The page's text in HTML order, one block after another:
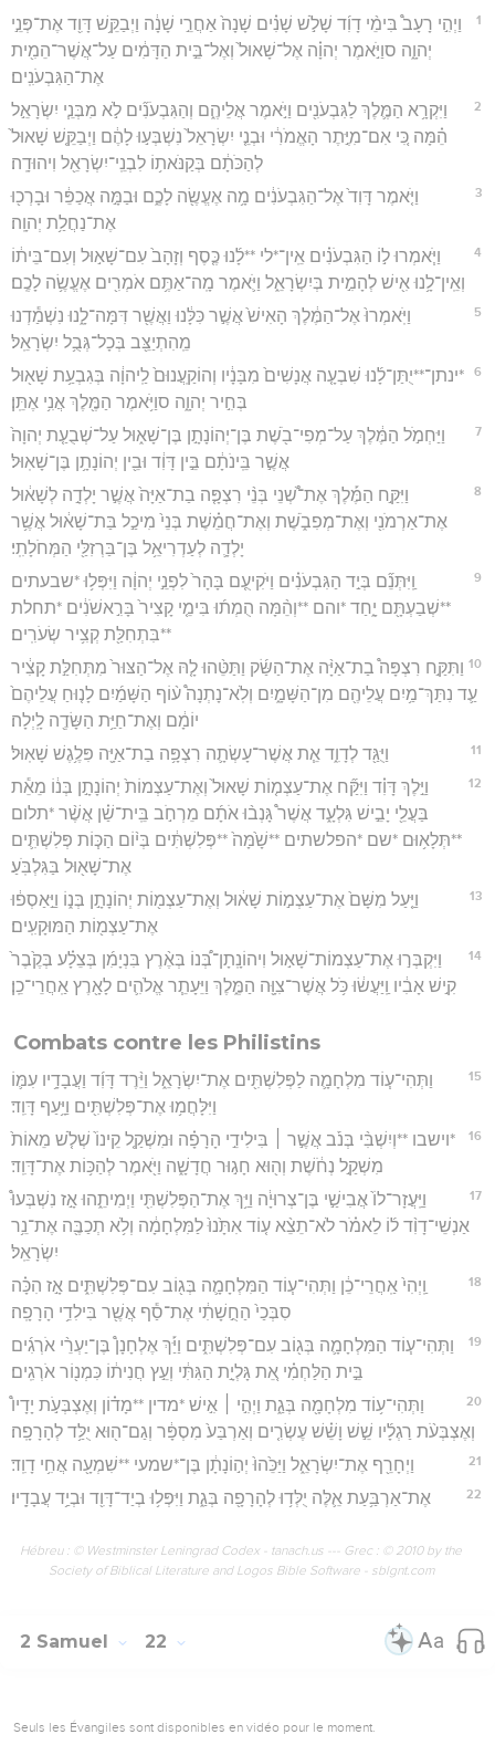
1
וַיְהִ֣י רָעָב֩ בִּימֵ֨י דָוִ֜ד שָׁלֹ֣שׁ שָׁנִ֗ים שָׁנָה֙ אַחֲרֵ֣י שָׁנָ֔ה וַיְבַקֵּ֥שׁ דָּוִ֖ד אֶת־פְּנֵ֣י
יְהוָ֑ה סוַיֹּ֣אמֶר יְהוָ֗ה אֶל־שָׁאוּל֙ וְאֶל־בֵּ֣ית הַדָּמִ֔ים עַל־אֲשֶׁר־הֵמִ֖ית
אֶת־הַגִּבְעֹנִֽים׃
2
וַיִּקְרָ֥א הַמֶּ֛לֶךְ לַגִּבְעֹנִ֖ים וַיֹּ֣אמֶר אֲלֵיהֶ֑ם וְהַגִּבְעֹנִ֞ים לֹ֣א מִבְּנֵ֧י יִשְׂרָאֵ֣ל
הֵ֗מָּה כִּ֚י אִם־מִיֶּ֣תֶר הָאֱמֹרִ֔י וּבְנֵ֤י יִשְׂרָאֵל֙ נִשְׁבְּע֣וּ לָהֶ֔ם וַיְבַקֵּ֤שׁ שָׁאוּל֙
לְהַכֹּתָ֔ם בְּקַנֹּאת֥וֹ לִבְנֵֽי־יִשְׂרָאֵ֖ל וִיהוּדָֽה׃
3
וַיֹּ֤אמֶר דָּוִד֙ אֶל־הַגִּבְעֹנִ֔ים מָ֥ה אֶעֱשֶׂ֖ה לָכֶ֑ם וּבַמָּ֣ה אֲכַפֵּ֔ר וּבָרְכ֖וּ
אֶת־נַחֲלַ֥ת יְהוָֽה׃
4
וַיֹּ֧אמְרוּ ל֣וֹ הַגִּבְעֹנִ֗ים אֵֽין־*לי **לָ֜נוּ כֶּ֤סֶף וְזָהָב֙ עִם־שָׁא֣וּל וְעִם־בֵּית֔וֹ
וְאֵֽין־לָ֥נוּ אִ֖ישׁ לְהָמִ֣ית בְּיִשְׂרָאֵ֑ל וַיֹּ֛אמֶר מָֽה־אַתֶּ֥ם אֹמְרִ֖ים אֶעֱשֶׂ֥ה לָכֶֽם׃
5
וַיֹּֽאמְרוּ֙ אֶל־הַמֶּ֔לֶךְ הָאִישׁ֙ אֲשֶׁ֣ר כִּלָּ֔נוּ וַאֲשֶׁ֖ר דִּמָּה־לָ֑נוּ נִשְׁמַ֕דְנוּ
מֵֽהִתְיַצֵּ֖ב בְּכָל־גְּבֻ֥ל יִשְׂרָאֵֽל׃
6
*ינתן־**יֻתַּן־לָ֜נוּ שִׁבְעָ֤ה אֲנָשִׁים֙ מִבָּנָ֔יו וְהוֹקַֽעֲנוּם֙ לַֽיהוָ֔ה בְּגִבְעַ֥ת שָׁא֖וּל
בְּחִ֣יר יְהוָ֑ה סוַיֹּ֥אמֶר הַמֶּ֖לֶךְ אֲנִ֥י אֶתֵּֽן׃
7
וַיַּחְמֹ֣ל הַמֶּ֔לֶךְ עַל־מְפִי־בֹ֖שֶׁת בֶּן־יְהוֹנָתָ֣ן בֶּן־שָׁא֑וּל עַל־שְׁבֻעַ֤ת יְהוָה֙
אֲשֶׁ֣ר בֵּֽינֹתָ֔ם בֵּ֣ין דָּוִ֔ד וּבֵ֖ין יְהוֹנָתָ֥ן בֶּן־שָׁאֽוּל׃
8
וַיִּקַּ֣ח הַמֶּ֡לֶךְ אֶת־שְׁ֠נֵי בְּנֵ֨י רִצְפָּ֤ה בַת־אַיָּה֙ אֲשֶׁ֣ר יָלְדָ֣ה לְשָׁא֔וּל
אֶת־אַרְמֹנִ֖י וְאֶת־מְפִבֹ֑שֶׁת וְאֶת־חֲמֵ֗שֶׁת בְּנֵי֙ מִיכַ֣ל בַּת־שָׁא֔וּל אֲשֶׁ֥ר
יָלְדָ֛ה לְעַדְרִיאֵ֥ל בֶּן־בַּרְזִלַּ֖י הַמְּחֹלָתִֽי׃
9
וַֽיִּתְּנֵ֞ם בְּיַ֣ד הַגִּבְעֹנִ֗ים וַיֹּקִיעֻ֤ם בָּהָר֙ לִפְנֵ֣י יְהוָ֔ה וַיִּפְּל֥וּ *שבעתים
**שְׁבַעְתָּ֖ם יָ֑חַד *והם **וְהֵ֨מָּה הֻמְת֜וּ בִּימֵ֤י קָצִיר֙ בָּרִ֣אשֹׁנִ֔ים *תחלת
**בִּתְחִלַּ֖ת קְצִ֥יר שְׂעֹרִֽים׃
10 וַתִּקַּ֣ח רִצְפָּה֩ בַת־אַיָּ֨ה אֶת־הַשַּׂ֜ק וַתַּטֵּ֨הוּ לָ֤הּ אֶל־הַצּוּר֙ מִתְּחִלַּ֣ת קָצִ֔יר
עַ֛ד נִתַּךְ־מַ֥יִם עֲלֵיהֶ֖ם מִן־הַשָּׁמָ֑יִם וְלֹֽא־נָתְנָה֩ ע֨וֹף הַשָּׁמַ֜יִם לָנ֤וּחַ עֲלֵיהֶם֙
יוֹמָ֔ם וְאֶת־חַיַּ֥ת הַשָּׂדֶ֖ה לָֽיְלָה׃
11 וַיֻּגַּ֖ד לְדָוִ֑ד אֵ֧ת אֲשֶׁר־עָשְׂתָ֛ה רִצְפָּ֥ה בַת־אַיָּ֖ה פִּלֶ֥גֶשׁ שָׁאֽוּל׃
12
וַיֵּ֣לֶךְ דָּוִ֗ד וַיִּקַּ֞ח אֶת־עַצְמ֤וֹת שָׁאוּל֙ וְאֶת־עַצְמוֹת֙ יְהוֹנָתָ֣ן בְּנ֔וֹ מֵאֵ֕ת
בַּעֲלֵ֖י יָבֵ֣ישׁ גִּלְעָ֑ד אֲשֶׁר֩ גָּנְב֨וּ אֹתָ֜ם מֵרְחֹ֣ב בֵּֽית־שַׁ֗ן אֲשֶׁ֨ר *תלום
**תְּלָא֥וּם *שם *הפלשתים **שָׁ֙מָּה֙ **פְּלִשְׁתִּ֔ים בְּי֨וֹם הַכּ֧וֹת פְּלִשְׁתִּ֛ים
אֶת־שָׁא֖וּל בַּגִּלְבֹּֽעַ׃
13
וַיַּ֤עַל מִשָּׁם֙ אֶת־עַצְמ֣וֹת שָׁא֔וּל וְאֶת־עַצְמ֖וֹת יְהוֹנָתָ֣ן בְּנ֑וֹ וַיַּ֣אַסְפ֔וּ
אֶת־עַצְמ֖וֹת הַמּוּקָעִֽים׃
14
וַיִּקְבְּר֣וּ אֶת־עַצְמוֹת־שָׁא֣וּל וִיהוֹנָֽתָן־בְּ֠נוֹ בְּאֶ֨רֶץ בִּנְיָמִ֜ן בְּצֵלָ֗ע בְּקֶ֙בֶר֙
קִ֣ישׁ אָבִ֔יו וַֽיַּעֲשׂ֔וּ כֹּ֥ל אֲשֶׁר־צִוָּ֖ה הַמֶּ֑לֶךְ וַיֵּעָתֵ֧ר אֱלֹהִ֛ים לָאָ֖רֶץ אַֽחֲרֵי־כֵֽן׃
Combats contre les Philistins
15
וַתְּהִי־ע֧וֹד מִלְחָמָ֛ה לַפְּלִשְׁתִּ֖ים אֶת־יִשְׂרָאֵ֑ל וַיֵּ֨רֶד דָּוִ֜ד וַעֲבָדָ֥יו עִמּ֛וֹ
וַיִּלָּחֲמ֥וּ אֶת־פְּלִשְׁתִּ֖ים וַיָּ֥עַף דָּוִֽד׃
16
*וישבו **וְיִשְׁבִּ֨י בְּנֹ֜ב אֲשֶׁ֣ר ׀ בִּילִידֵ֣י הָרָפָ֗ה וּמִשְׁקַ֤ל קֵינוֹ֙ שְׁלֹ֤שׁ מֵאוֹת֙
מִשְׁקַ֣ל נְחֹ֔שֶׁת וְה֖וּא חָג֣וּר חֲדָשָׁ֑ה וַיֹּ֖אמֶר לְהַכּ֥וֹת אֶת־דָּוִֽד׃
17
וַיַּֽעֲזָר־לוֹ֙ אֲבִישַׁ֣י בֶּן־צְרוּיָ֔ה וַיַּ֥ךְ אֶת־הַפְּלִשְׁתִּ֖י וַיְמִיתֵ֑הוּ אָ֣ז נִשְׁבְּעוּ֩
אַנְשֵׁי־דָוִ֨ד ל֜וֹ לֵאמֹ֗ר לֹא־תֵצֵ֨א ע֤וֹד אִתָּ֙נוּ֙ לַמִּלְחָמָ֔ה וְלֹ֥א תְכַבֶּ֖ה אֶת־נֵ֥ר
יִשְׂרָאֵֽל׃
18
וַֽיְהִי֙ אַֽחֲרֵי־כֵ֔ן וַתְּהִי־ע֧וֹד הַמִּלְחָמָ֛ה בְּג֖וֹב עִם־פְּלִשְׁתִּ֑ים אָ֣ז הִכָּ֗ה
סִבְּכַי֙ הַחֻ֣שָׁתִ֔י אֶת־סַ֕ף אֲשֶׁ֖ר בִּילִדֵ֥י הָרָפָֽה׃
19
וַתְּהִי־ע֧וֹד הַמִּלְחָמָ֛ה בְּג֖וֹב עִם־פְּלִשְׁתִּ֑ים וַיַּ֡ךְ אֶלְחָנָן֩ בֶּן־יַעְרֵ֨י אֹרְגִ֜ים
בֵּ֣ית הַלַּחְמִ֗י אֵ֚ת גָּלְיָ֣ת הַגִּתִּ֔י וְעֵ֣ץ חֲנִית֔וֹ כִּמְנ֖וֹר אֹרְגִֽים׃
20
וַתְּהִי־ע֥וֹד מִלְחָמָ֖ה בְּגַ֑ת וַיְהִ֣י ׀ אִ֣ישׁ *מדין **מָד֗וֹן וְאֶצְבְּעֹ֣ת יָדָיו֩
וְאֶצְבְּעֹ֨ת רַגְלָ֜יו שֵׁ֣שׁ וָשֵׁ֗שׁ עֶשְׂרִ֤ים וְאַרְבַּע֙ מִסְפָּ֔ר וְגַם־ה֖וּא יֻלַּ֥ד לְהָרָפָֽה׃
21 וַיְחָרֵ֖ף אֶת־יִשְׂרָאֵ֑ל וַיַּכֵּ֙הוּ֙ יְה֣וֹנָתָ֔ן בֶּן־*שמעי **שִׁמְעָ֖ה אֲחִ֥י דָוִֽד׃
22 אֶת־אַרְבַּ֥עַת אֵ֛לֶּה יֻלְּד֥וּ לְהָרָפָ֖ה בְּגַ֑ת וַיִּפְּל֥וּ בְיַד־דָּוִ֖ד וּבְיַ֥ד עֲבָדָֽיו׃
Hébreu : © Westminster Leningrad Codex - tanach.us --- Grec : © 2010 by the
Society of Biblical Literature and Logos Bible Software - sblgnt.com
2 Samuel 22
Seuls les Évangiles sont disponibles en vidéo pour le moment.